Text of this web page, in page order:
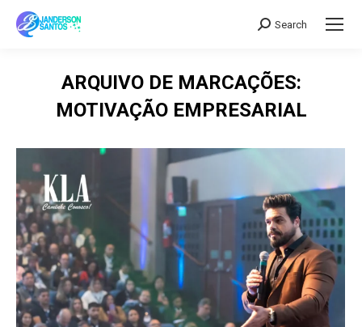
Search:
Search
ARQUIVO DE MARCAÇÕES:
MOTIVAÇÃO EMPRESARIAL